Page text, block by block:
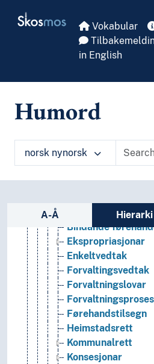
Skosmos Vokabular
in English
Humord
norsk nynorsk
Sidefelt: navigér i
A-Å Hierarki
Rettsområde
Derogasjon
Folkerett
Kritisk jus
Offentleg rett
Finansrett
Forbrukarrett
Forvaltingsrett
Administrative
Bibliotekrett
Bindande
Ekspropriasjonar
Enkeltvedtak
Forvaltingsvedtak
Forvaltningslovar
Førehandstilsegn
Heimstadsrett
Kommunalrett
Konsesjonar